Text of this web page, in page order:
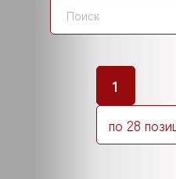
1
по 28